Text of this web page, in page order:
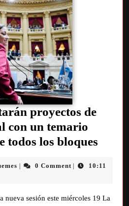
proyectos de
con un temario
todos los bloques
| 0 Comment |
10:11
nueva sesión este miércoles 19 La